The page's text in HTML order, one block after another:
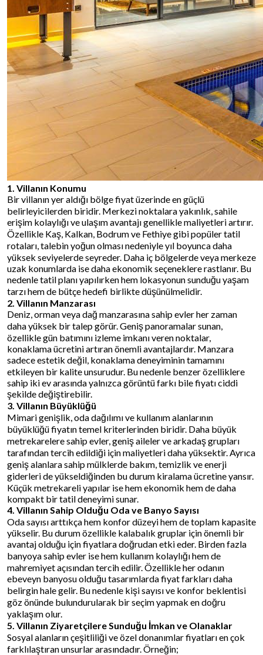
1. Villanın Konumu
Bir villanın yer aldığı bölge fiyat üzerinde en güçlü
belirleyicilerden biridir. Merkezi noktalara yakınlık, sahile
erişim kolaylığı ve ulaşım avantajı genellikle maliyetleri artırır.
Özellikle Kaş, Kalkan, Bodrum ve Fethiye gibi popüler tatil
rotaları, talebin yoğun olması nedeniyle yıl boyunca daha
yüksek seviyelerde seyreder. Daha iç bölgelerde veya merkeze
uzak konumlarda ise daha ekonomik seçeneklere rastlanır. Bu
nedenle tatil planı yapılırken hem lokasyonun sunduğu yaşam
tarzı hem de bütçe hedefi birlikte düşünülmelidir.
2. Villanın Manzarası
Deniz, orman veya dağ manzarasına sahip evler her zaman
daha yüksek bir talep görür. Geniş panoramalar sunan,
özellikle gün batımını izleme imkanı veren noktalar,
konaklama ücretini artıran önemli avantajlardır. Manzara
sadece estetik değil, konaklama deneyiminin tamamını
etkileyen bir kalite unsurudur. Bu nedenle benzer özelliklere
sahip iki ev arasında yalnızca görüntü farkı bile fiyatı ciddi
şekilde değiştirebilir.
3. Villanın Büyüklüğü
Mimari genişlik, oda dağılımı ve kullanım alanlarının
büyüklüğü fiyatın temel kriterlerinden biridir. Daha büyük
metrekarelere sahip evler, geniş aileler ve arkadaş grupları
tarafından tercih edildiği için maliyetleri daha yüksektir. Ayrıca
geniş alanlara sahip mülklerde bakım, temizlik ve enerji
giderleri de yükseldiğinden bu durum kiralama ücretine yansır.
Küçük metrekareli yapılar ise hem ekonomik hem de daha
kompakt bir tatil deneyimi sunar.
4. Villanın Sahip Olduğu Oda ve Banyo Sayısı
Oda sayısı arttıkça hem konfor düzeyi hem de toplam kapasite
yükselir. Bu durum özellikle kalabalık gruplar için önemli bir
avantaj olduğu için fiyatlara doğrudan etki eder. Birden fazla
banyoya sahip evler ise hem kullanım kolaylığı hem de
mahremiyet açısından tercih edilir. Özellikle her odanın
ebeveyn banyosu olduğu tasarımlarda fiyat farkları daha
belirgin hale gelir. Bu nedenle kişi sayısı ve konfor beklentisi
göz önünde bulundurularak bir seçim yapmak en doğru
yaklaşım olur.
5. Villanın Ziyaretçilere Sunduğu İmkan ve Olanaklar
Sosyal alanların çeşitliliği ve özel donanımlar fiyatları en çok
farklılaştıran unsurlar arasındadır. Örneğin;